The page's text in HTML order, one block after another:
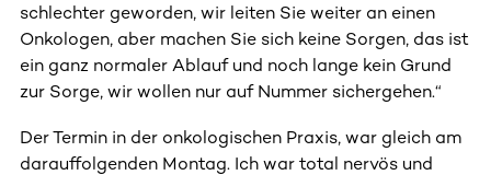
schlechter geworden, wir leiten Sie weiter an einen
Onkologen, aber machen Sie sich keine Sorgen, das ist
ein ganz normaler Ablauf und noch lange kein Grund
zur Sorge, wir wollen nur auf Nummer sichergehen.“
Der Termin in der onkologischen Praxis, war gleich am
darauffolgenden Montag. Ich war total nervös und